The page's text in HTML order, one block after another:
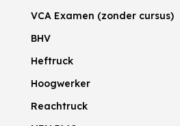
VCA Examen (zonder cursus)
BHV
Heftruck
Hoogwerker
Reachtruck